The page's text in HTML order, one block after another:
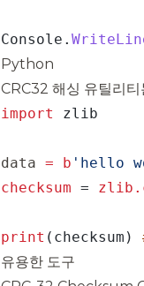
Console.
Python
CRC32 해싱 유틸리티
import
data = b
checksum =
print (checksum)
유용한 도구